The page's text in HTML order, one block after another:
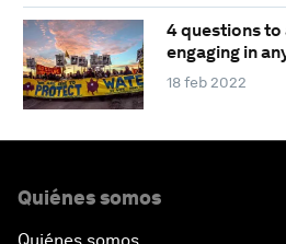
4 questions
engaging in
18 feb 2022
Quiénes somos